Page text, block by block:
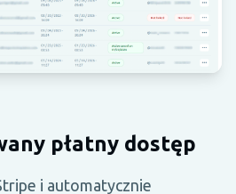
płatny dostęp
i automatycznie